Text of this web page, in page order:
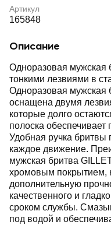
Артикул
165848
Описание
Одноразовая мужская
тонкими лезвиями в
Одноразовая мужская
оснащена двумя
которые долго
полоска обеспечивает
Удобная ручка бритвы
каждое движение.
мужская бритва
хромовым покрытием,
дополнительную
качественного и
сроком службы.
под водой и